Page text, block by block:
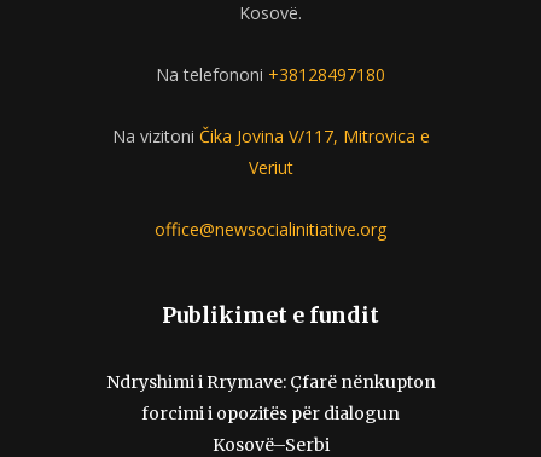
Kosovë.
Na telefononi +38128497180
Na vizitoni Čika Jovina V/117, Mitrovica e
Veriut
office@newsocialinitiative.org
Publikimet e fundit
Ndryshimi i Rrymave: Çfarë nënkupton
forcimi i opozitës për dialogun
Kosovë–Serbi